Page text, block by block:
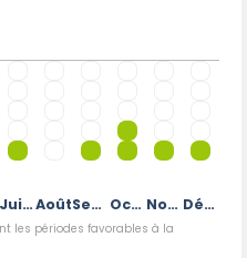
JuilletAoût Septembre Octobre Novembre Décembre
les périodes favorables à la